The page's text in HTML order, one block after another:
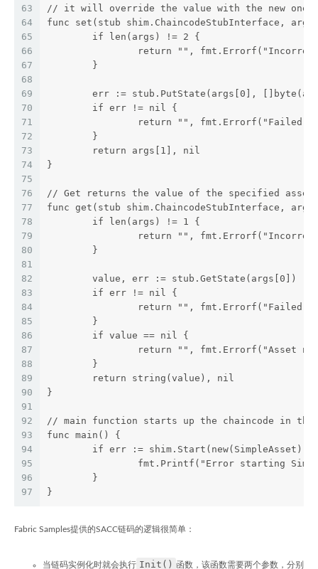
63
64
65
66
67
68
69
70
71
72
73
74
75
76
77
78
79
80
81
82
83
84
85
86
87
88
89
90
91
92
93
94
95
96
97
// it will override the value with the new one
func set(stub shim.ChaincodeStubInterface,
	if len(args) != 2 {
return "",
	}
err := stub.PutState(args[0],
	if err != nil {
return "", fmt.Errorf("Failed
	}
	return args[1], nil
}
// Get returns the value of the specified asset
func get(stub shim.ChaincodeStubInterface,
	if len(args) != 1 {
return "",
	}
	value, err := stub.GetState(args[0])
	if err != nil {
return "", fmt.Errorf("Failed
	}
	if value == nil {
return "", fmt.Errorf("Asset
	}
	return string(value), nil
}
// main function starts up the chaincode in
func main() {
if err :=
fmt.Printf("Error starting
	}
}
Fabric Samples提供的SACC链码的逻辑很简单：
当链码实例化时就会执行 Init() 函数，该函数需要两个参数，分别